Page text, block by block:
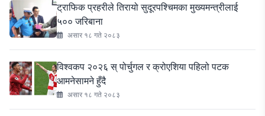
ट्राफिक प्रहरीले तिरायो सुदूरपश्चिमका मुख्यमन्त्रीलाई
५०० जरिबाना
असार १८ गते २०८३
विश्वकप २०२६ स् पोर्चुगल र क्रोएशिया पहिलो पटक
आमनेसामने हुँदै
असार १८ गते २०८३